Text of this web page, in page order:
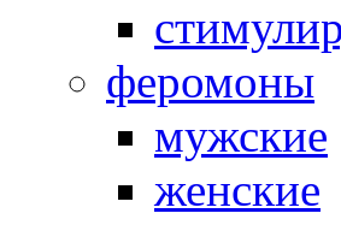
феромоны
мужские
женские